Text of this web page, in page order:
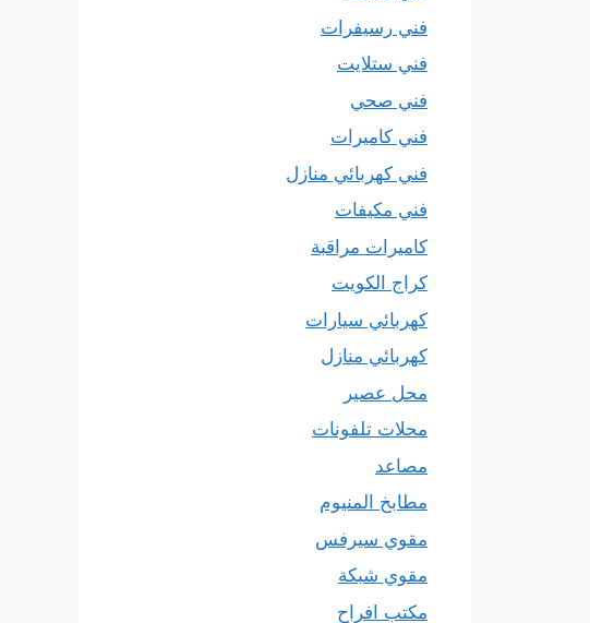
فني رسيفرات
فني ستلايت
فني صحي
فني كاميرات
فني كهربائي منازل
فني مكيفات
كاميرات مراقبة
كراج الكويت
كهربائي سيارات
كهربائي منازل
محل عصير
محلات تلفونات
مصاعد
مطابخ المنيوم
مقوي سيرفس
مقوي شبكة
مكتب افراح